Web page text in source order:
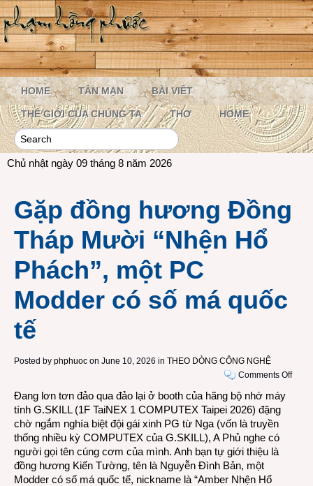
HOME TẢN MẠN BÀI VIẾT
THẾ GIỚI CỦA CHÚNG TA THƠ HOME
Chủ nhật ngày 09 tháng 8 năm 2026
Gặp đồng hương Đồng
Tháp Mười “Nhện Hổ
Phách”, một PC
Modder có số má quốc
tế
Posted by phphuoc on June 10, 2026 in THEO DÒNG CÔNG NGHỆ
Comments Offon
Đang lơn tơn đảo qua đảo lại ở booth của hãng bộ nhớ máy
tính G.SKILL (1F TaiNEX 1 COMPUTEX Taipei 2026) đặng
chờ ngắm nghía biệt đội gái xinh PG từ Nga (vốn là truyền
thống nhiều kỳ COMPUTEX của G.SKILL), A Phủ nghe có
người gọi tên cúng cơm của mình. Anh bạn tự giới thiệu là
đồng hương Kiến Tường, tên là Nguyễn Đình Bản, một
Modder có số má quốc tế, nickname là “Amber Nhện Hổ